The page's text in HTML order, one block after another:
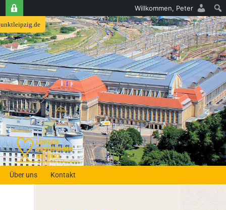
Über uns Kontakt
Willkommen, Peter